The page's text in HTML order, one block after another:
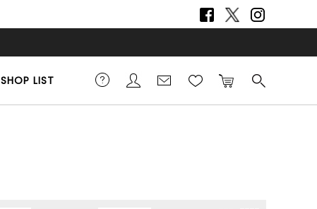
SHOP LIST